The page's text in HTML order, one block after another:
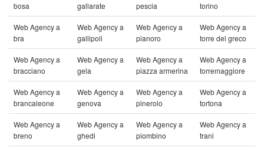
bosa
gallarate
pescia
torino
Web Agency a
bra
Web Agency a
gallipoli
Web Agency a
pianoro
Web Agency a
torre del greco
Web Agency a
bracciano
Web Agency a
gela
Web Agency a
piazza armerina
Web Agency a
torremaggiore
Web Agency a
brancaleone
Web Agency a
genova
Web Agency a
pinerolo
Web Agency a
tortona
Web Agency a
breno
Web Agency a
ghedi
Web Agency a
piombino
Web Agency a
trani